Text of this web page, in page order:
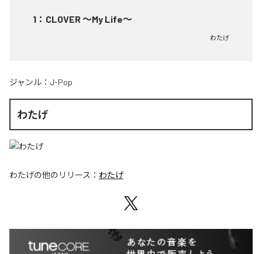
1 ： CLOVER ～My Life～
わたげ
ジャンル： J-Pop
わたげ
わたげの他のリリース： わたげ